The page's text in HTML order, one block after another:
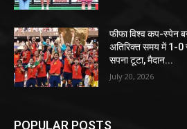
फीफा विश्व कप-स्पेन
अतिरिक्त समय में 1-0
सपना टूटा, मैदान...
July 20, 2026
POPULAR POSTS